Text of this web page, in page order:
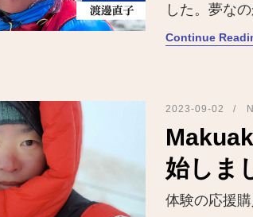
した。夢な
Continue
2023-09-02
始しま
体験の応援購